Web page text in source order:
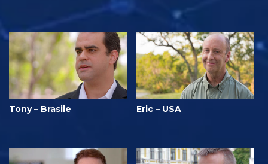
Tony – Brasile Eric – USA